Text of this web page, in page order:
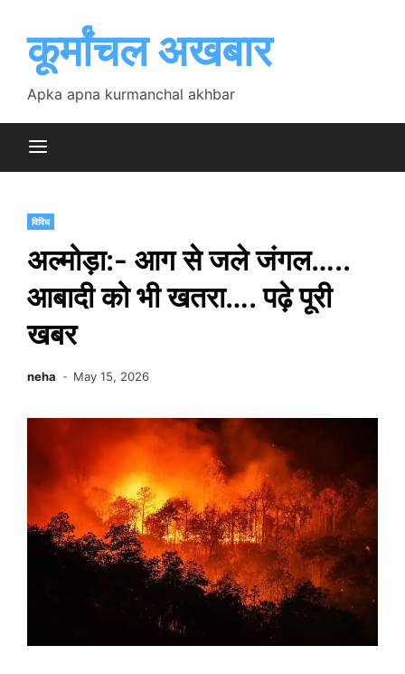
contentकूर्मांचल अखबार
Apka apna kurmanchal akhbar
विविध
अल्मोड़ा:- आग से जले जंगल…..
आबादी को भी खतरा…. पढ़े पूरी
खबर
neha May 15, 2026